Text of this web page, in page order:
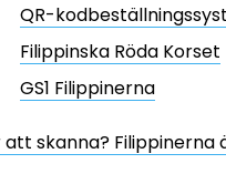
QR-
Filippinska Röda Korset
GS1 Filippinerna
att skanna? Filippinerna